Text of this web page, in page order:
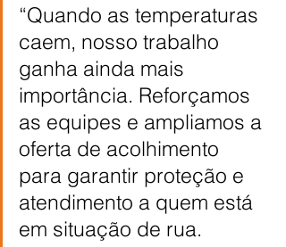
“Quando as temperaturas
caem, nosso trabalho
ganha ainda mais
importância. Reforçamos
as equipes e ampliamos a
oferta de acolhimento
para garantir proteção e
atendimento a quem está
em situação de rua.